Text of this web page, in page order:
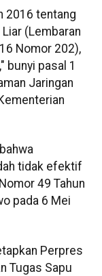
2016 tentang
(Lembaran
Nomor 202),
bunyi pasal 1
Jaringan
tidak efektif
49 Tahun
pada 6 Mei
Perpres
Tugas Sapu